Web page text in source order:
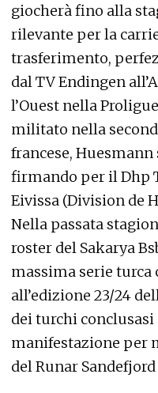
giocherà fino alla
rilevante per la
trasferimento,
dal TV Endingen
l’Ouest nella
militato nella
francese, Huesmann
firmando per il Dhp
Eivissa (Division de
Nella passata
roster del Sakarya
massima serie turca
all’edizione 23/24
dei turchi
manifestazione per
del Runar Sandefjord